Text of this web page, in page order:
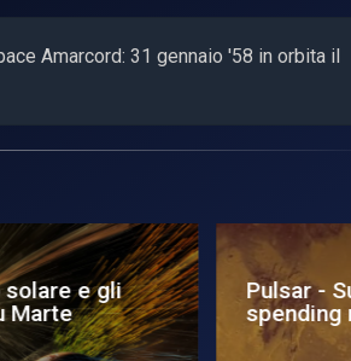
Amarcord: 31 gennaio '58 in orbita il
il
Pulsar - Cercasi idee
vivere su Marte